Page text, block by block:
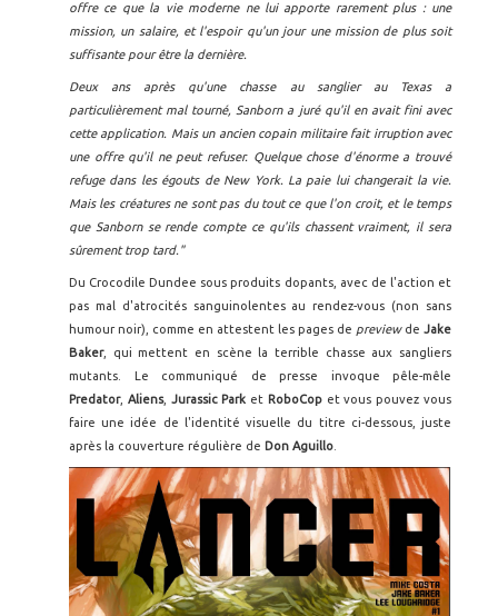
offre ce que la vie moderne ne lui apporte rarement plus : une
mission, un salaire, et l'espoir qu'un jour une mission de plus soit
suffisante pour être la dernière.
Deux ans après qu'une chasse au sanglier au Texas a
particulièrement mal tourné, Sanborn a juré qu'il en avait fini avec
cette application. Mais un ancien copain militaire fait irruption avec
une offre qu'il ne peut refuser. Quelque chose d'énorme a trouvé
refuge dans les égouts de New York. La paie lui changerait la vie.
Mais les créatures ne sont pas du tout ce que l'on croit, et le temps
que Sanborn se rende compte ce qu'ils chassent vraiment, il sera
sûrement trop tard."
Du Crocodile Dundee sous produits dopants, avec de l'action et
pas mal d'atrocités sanguinolentes au rendez-vous (non sans
humour noir), comme en attestent les pages de preview de Jake
Baker, qui mettent en scène la terrible chasse aux sangliers
mutants. Le communiqué de presse invoque pêle-mêle
Predator, Aliens, Jurassic Park et RoboCopet vous pouvez vous
faire une idée de l'identité visuelle du titre ci-dessous, juste
après la couverture régulière de Don Aguillo